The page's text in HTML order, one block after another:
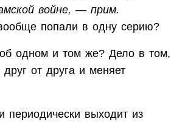
войне, — прим.
попали в одну серию?
одном и том же? Дело в том,
от друга и меняет
выходит из